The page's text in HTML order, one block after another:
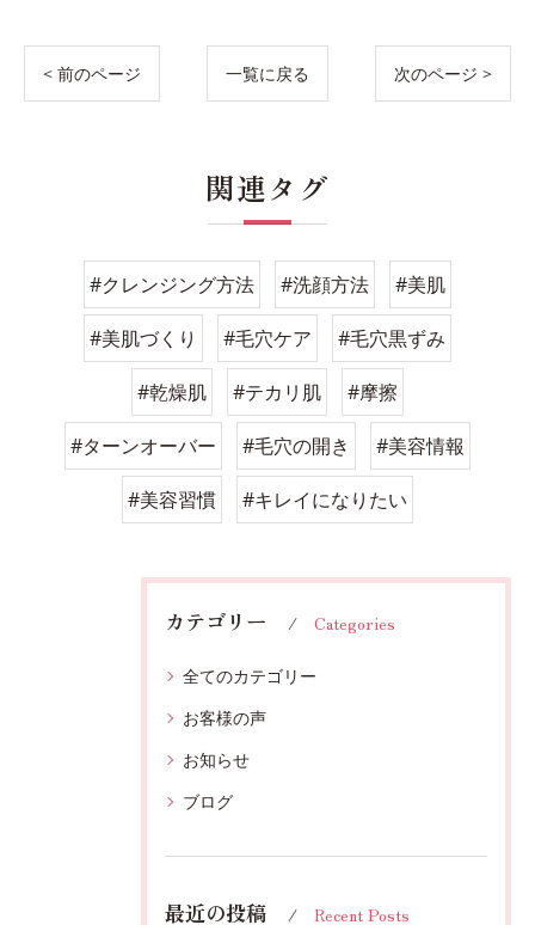
< 前のページ 一覧に戻る 次のページ >
関連タグ
#クレンジング方法 #洗顔方法 #美肌
#美肌づくり #毛穴ケア #毛穴黒ずみ
#乾燥肌 #テカリ肌 #摩擦
#ターンオーバー #毛穴の開き #美容情報
#美容習慣 #キレイになりたい
カテゴリー Categories
全てのカテゴリー
お客様の声
お知らせ
ブログ
最近の投稿 Recent Posts